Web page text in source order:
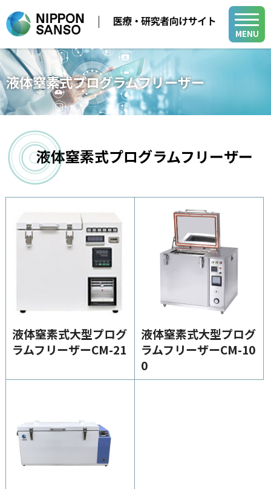
MENU
よくあるご質問 小 中
新規登録
ログイン
メディカル事業
医療用ガス
医療機器
在宅医療
医療ガスパイピングシステム
バイオ機器
グループ関係会社
各種活動
学会・展示会
医療ガス／医療機器／在宅医療関連
バイオ機器関連
製品・関連情報
医療用ガス
在宅医療
医療ガスパイピングシステム
高気圧酸素療法（HBOT）
カタログ・資料請求
医療ガスパイピングシステム
バイオ機器
開発・サポート
メディカル・テクニカル・サービスセンター
山梨事業所
液体窒素式プログラムフリーザー
液体窒素式プログラムフリーザー
液体窒素式大型プログ
ラムフリーザーCM-21
液体窒素式大型プログ
ラムフリーザーCM-10
0